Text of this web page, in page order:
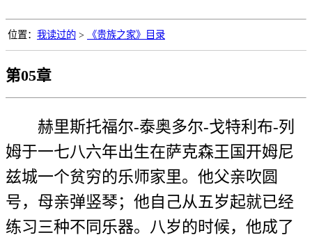
位置： 我读过的 > 《贵族之家》目录
第05章
赫里斯托福尔-泰奥多尔-戈特利布-列
姆于一七八六年出生在萨克森王国开姆尼
兹城一个贫穷的乐师家里。他父亲吹圆
号，母亲弹竖琴；他自己从五岁起就已经
练习三种不同乐器。八岁的时候，他成了